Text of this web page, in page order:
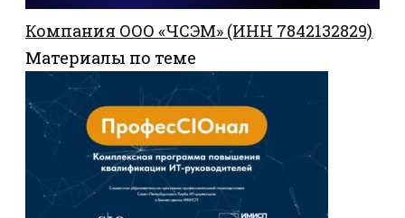
Компания ООО «ЧСЭМ» (ИНН 7842132829)
Материалы по теме